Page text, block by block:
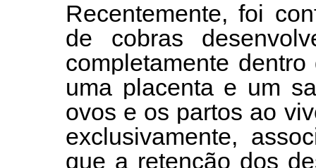
Recentemente, foi
de cobras
completamente
uma placenta e um
ovos e os partos ao
exclusivamente,
que a retenção dos